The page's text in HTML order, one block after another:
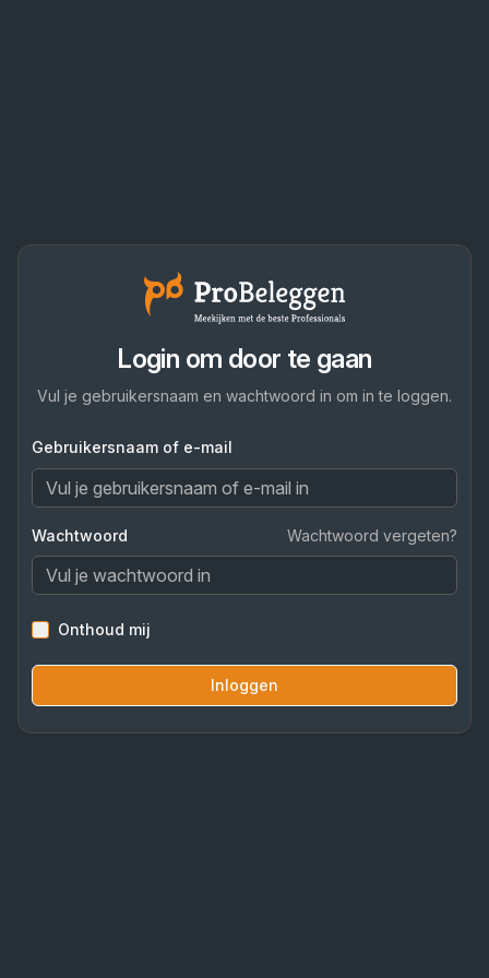
Login om door te gaan
Vul je gebruikersnaam en wachtwoord in om in te loggen.
Gebruikersnaam of e-mail
Wachtwoord Wachtwoord vergeten?
Onthoud mij
Inloggen